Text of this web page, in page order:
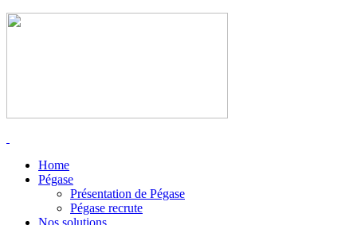
Home
Pégase
Présentation de Pégase
Pégase recrute
Nos solutions